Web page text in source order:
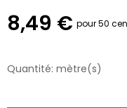
8,49 € pour 50
Quantité: mètre(s)